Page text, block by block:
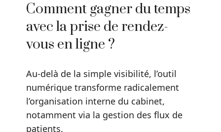
Comment gagner du temps
avec la prise de rendez-
vous en ligne ?
Au-delà de la simple visibilité, l’outil
numérique transforme radicalement
l’organisation interne du cabinet,
notamment via la gestion des flux de
patients.